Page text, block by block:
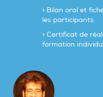
> Bilan oral et
les participants
> Certificat de
formation